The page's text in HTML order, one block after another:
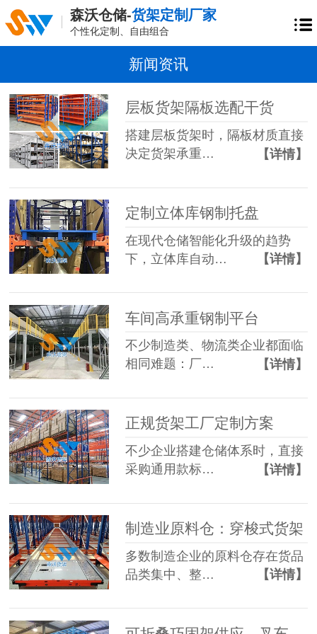
森沃仓储-货架定制厂家
个性化定制、自由组合
新闻资讯
层板货架隔板选配干货
搭建层板货架时，隔板材质直接
决定货架承重…
【详情】
定制立体库钢制托盘
在现代仓储智能化升级的趋势
下，立体库自动…
【详情】
车间高承重钢制平台
不少制造类、物流类企业都面临
相同难题：厂…
【详情】
正规货架工厂定制方案
不少企业搭建仓储体系时，直接
采购通用款标…
【详情】
制造业原料仓：穿梭式货架
多数制造企业的原料仓存在货品
品类集中、整…
【详情】